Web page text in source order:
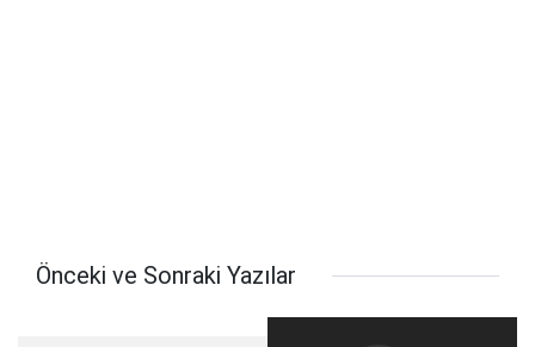
Önceki ve Sonraki Yazılar